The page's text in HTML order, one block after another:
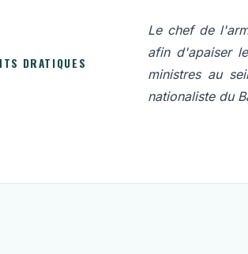
DRATIQUES
Le chef de
afin d'apaiser
ministres au
nationaliste du